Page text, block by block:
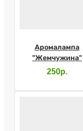
Аромалампа
"Жемчужина"
250р.